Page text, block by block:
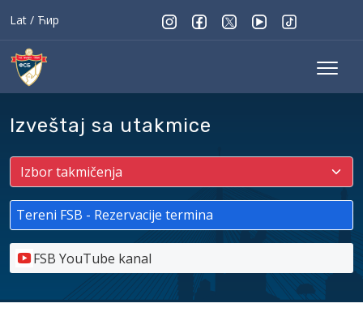
Lat / Ћир
Izveštaj sa utakmice
Tereni FSB - Rezervacije termina
FSB YouTube kanal